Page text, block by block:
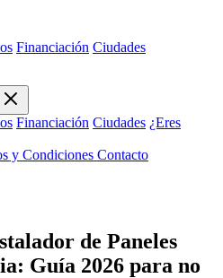
Financiación Ciudades
Financiación Ciudades ¿Eres
y Condiciones Contacto
de Paneles
Guía 2026 para no